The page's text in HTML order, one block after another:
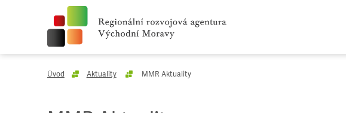
Úvod Aktuality MMR Aktuality